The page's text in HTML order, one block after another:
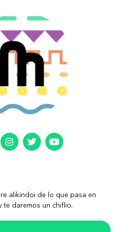
alikindoi de lo que pasa en
te daremos un chiflio.